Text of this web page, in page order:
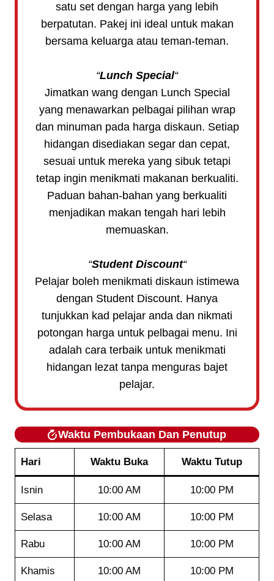
satu set dengan harga yang lebih
berpatutan. Pakej ini ideal untuk makan
bersama keluarga atau teman-teman.
“Lunch Special“
Jimatkan wang dengan Lunch Special
yang menawarkan pelbagai pilihan wrap
dan minuman pada harga diskaun. Setiap
hidangan disediakan segar dan cepat,
sesuai untuk mereka yang sibuk tetapi
tetap ingin menikmati makanan berkualiti.
Paduan bahan-bahan yang berkualiti
menjadikan makan tengah hari lebih
memuaskan.
“Student Discount“
Pelajar boleh menikmati diskaun istimewa
dengan Student Discount. Hanya
tunjukkan kad pelajar anda dan nikmati
potongan harga untuk pelbagai menu. Ini
adalah cara terbaik untuk menikmati
hidangan lezat tanpa menguras bajet
pelajar.
Waktu Pembukaan Dan Penutup
Hari Waktu Buka Waktu Tutup
Isnin 10:00 AM 10:00 PM
Selasa 10:00 AM 10:00 PM
Rabu 10:00 AM 10:00 PM
Khamis 10:00 AM 10:00 PM